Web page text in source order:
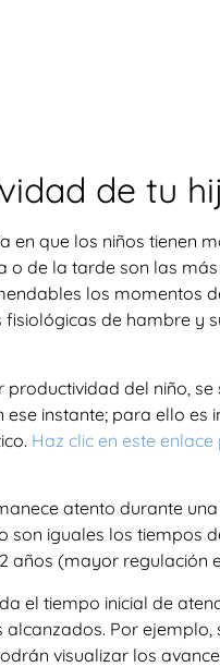
de tu
que los niños tienen
o de la tarde son las
los momentos
de hambre y
del niño,
instante; para ello es
Haz clic en este
atento durante
iguales los tiempos
años (mayor regulación
el tiempo inicial de
Por ejemplo,
visualizar los